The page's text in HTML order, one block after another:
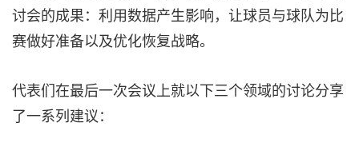
讨会的成果：利用数据产生影响，让球员与球队为比
赛做好准备以及优化恢复战略。
代表们在最后一次会议上就以下三个领域的讨论分享
了一系列建议：